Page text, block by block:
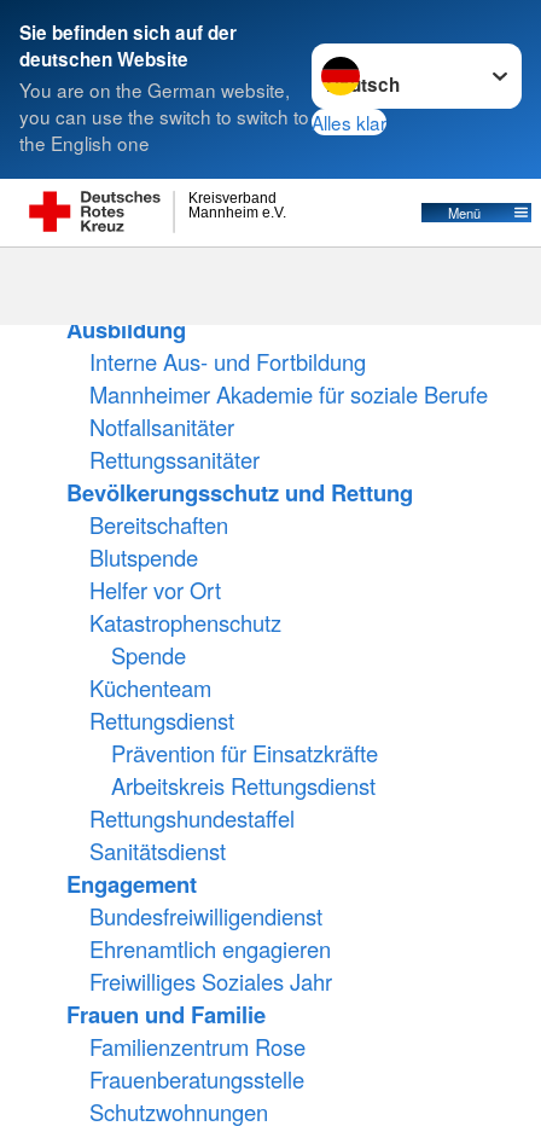
Sie befinden sich auf der
deutschen Website
You are on the German website,
you can use the switch to switch to
the English one
Sprache wechseln zu
Alles klar
Mannheim e.V.
Kreisverband
Menü
Suche
Ausbildung
Interne Aus- und Fortbildung
Mannheimer Akademie für soziale Berufe
Notfallsanitäter
Rettungssanitäter
Bevölkerungsschutz und Rettung
Bereitschaften
Blutspende
Helfer vor Ort
Katastrophenschutz
Spende
Küchenteam
Rettungsdienst
Prävention für Einsatzkräfte
Arbeitskreis Rettungsdienst
Rettungshundestaffel
Sanitätsdienst
Engagement
Bundesfreiwilligendienst
Ehrenamtlich engagieren
Freiwilliges Soziales Jahr
Frauen und Familie
Familienzentrum Rose
Frauenberatungsstelle
Schutzwohnungen